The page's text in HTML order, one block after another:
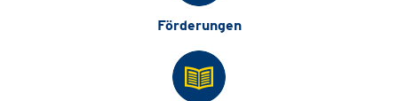
Förderungen